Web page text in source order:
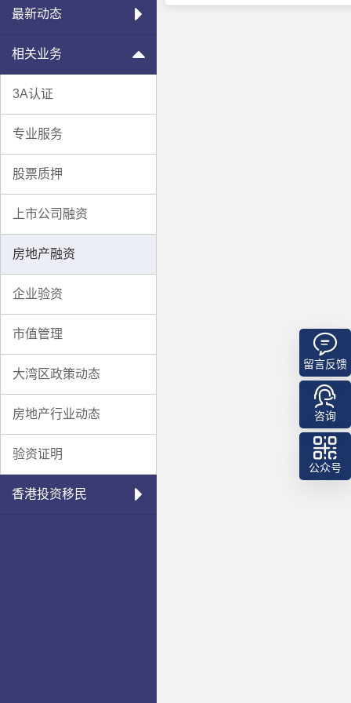
最新动态
相关业务
3A认证
专业服务
股票质押
上市公司融资
房地产融资
企业验资
市值管理
大湾区政策动态
房地产行业动态
验资证明
香港投资移民
留言反馈
咨询
公众号